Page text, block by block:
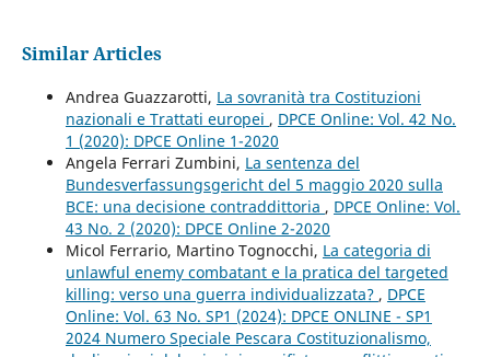
Similar Articles
Andrea Guazzarotti, La sovranità tra Costituzioni
nazionali e Trattati europei , DPCE Online: Vol. 42 No.
1 (2020): DPCE Online 1-2020
Angela Ferrari Zumbini, La sentenza del
Bundesverfassungsgericht del 5 maggio 2020 sulla
BCE: una decisione contraddittoria , DPCE Online: Vol.
43 No. 2 (2020): DPCE Online 2-2020
Micol Ferrario, Martino Tognocchi, La categoria di
unlawful enemy combatant e la pratica del targeted
killing: verso una guerra individualizzata? , DPCE
Online: Vol. 63 No. SP1 (2024): DPCE ONLINE - SP1
2024 Numero Speciale Pescara Costituzionalismo,